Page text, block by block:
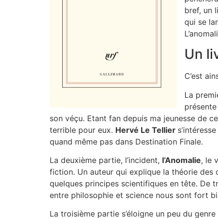
bref, un
qui se
Un
C’est
La
son véçu. Etant fan depuis ma jeunesse de
terrible pour eux. Hervé Le Tellier
quand même pas dans Destination Finale.
La deuxième partie, l’incident, l’Anomalie, le
fiction. Un auteur qui explique la théorie
quelques principes scientifiques en tête. De
entre philosophie et science nous sont fort
La troisième partie s’éloigne un peu du